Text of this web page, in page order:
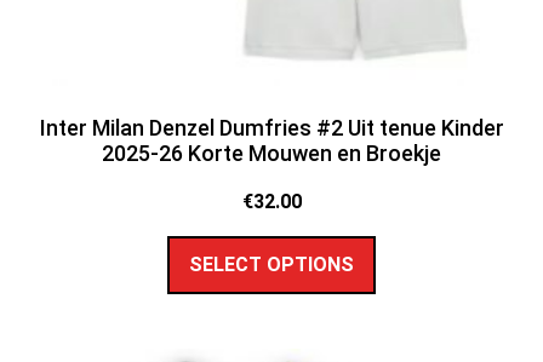
Inter Milan Denzel Dumfries #2 Uit tenue Kinder
2025-26 Korte Mouwen en Broekje
€32.00
SELECT OPTIONS